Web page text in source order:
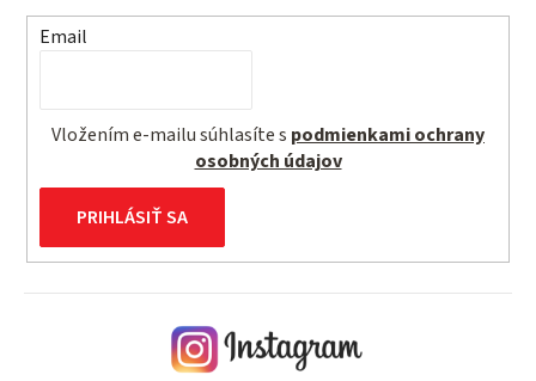
Email
Vložením e-mailu súhlasíte s podmienkami ochrany
osobných údajov
PRIHLÁSIŤ SA